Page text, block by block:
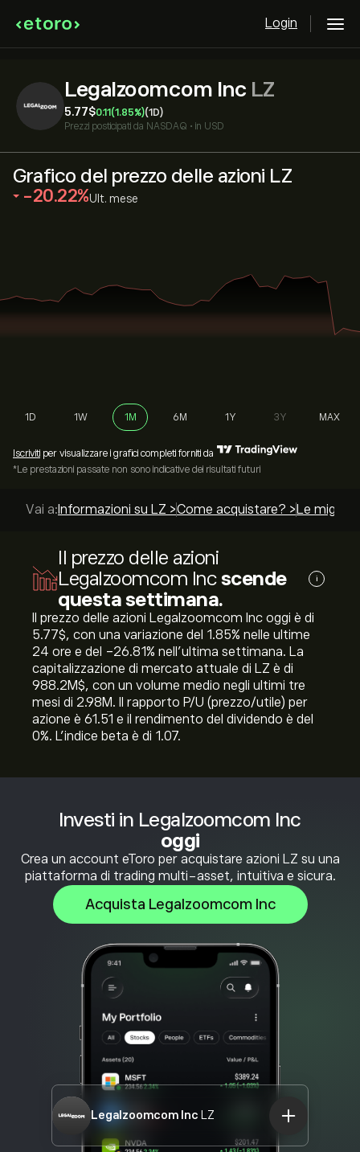
Login
Legalzoomcom Inc LZ
5.77‎$‎0.11 (1.85%)(1D)
Prezzi posticipati da NASDAQ • in USD
Investi in Legalzoomcom Inc
oggi
Crea un account eToro per acquistare azioni LZ su una
piattaforma di trading multi-asset, intuitiva e sicura.
Acquista Legalzoomcom Inc
Legalzoomcom Inc LZ
Grafico del prezzo delle azioni LZ
‎-20.22‎ Ult. mese
1D 1W 1M 6M 1Y 3Y MAX
Iscriviti per visualizzare i grafici completi forniti da
*Le prestazioni passate non sono indicative dei risultati futuri
Vai a: Informazioni su LZ >Come acquistare? > Le migliori
Il prezzo delle azioni
Legalzoomcom Incscende
questa settimana.
i
Il prezzo delle azioni Legalzoomcom Inc oggi è di
5.77‎$‎, con una variazione del ‎1.85‎% nelle ultime
24 ore e del ‎-26.81‎% nell'ultima settimana. La
capitalizzazione di mercato attuale di LZ è di
988.2M‎$‎, con un volume medio negli ultimi tre
mesi di 2.98M. Il rapporto P/U (prezzo/utile) per
azione è 61.51 e il rendimento del dividendo è del
0%. L'indice beta è di 1.07.